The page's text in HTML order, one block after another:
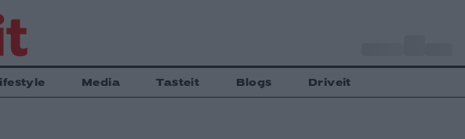
Media Tasteit Blogs Driveit